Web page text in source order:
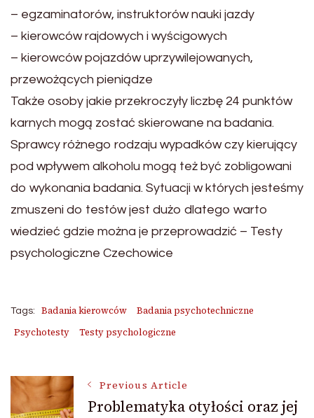
– egzaminatorów, instruktorów nauki jazdy
– kierowców rajdowych i wyścigowych
– kierowców pojazdów uprzywilejowanych,
przewożących pieniądze
Także osoby jakie przekroczyły liczbę 24 punktów
karnych mogą zostać skierowane na badania.
Sprawcy różnego rodzaju wypadków czy kierujący
pod wpływem alkoholu mogą też być zobligowani
do wykonania badania. Sytuacji w których jesteśmy
zmuszeni do testów jest dużo dlatego warto
wiedzieć gdzie można je przeprowadzić – Testy
psychologiczne Czechowice
Tags: Badania kierowców
Badania psychotechniczne
Psychotesty
Testy psychologiczne
Post
Previous Article
Problematyka otyłości oraz jej